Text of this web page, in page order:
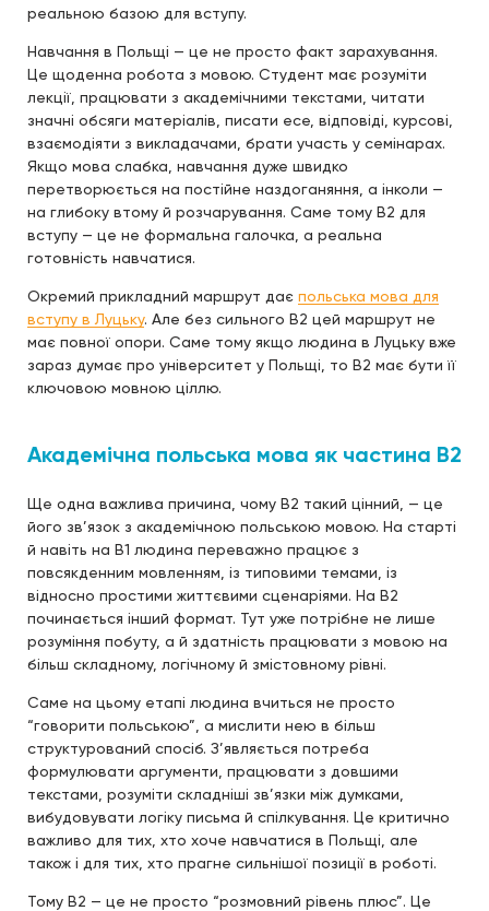
реальною базою для вступу.
Навчання в Польщі — це не просто факт зарахування.
Це щоденна робота з мовою. Студент має розуміти
лекції, працювати з академічними текстами, читати
значні обсяги матеріалів, писати есе, відповіді, курсові,
взаємодіяти з викладачами, брати участь у семінарах.
Якщо мова слабка, навчання дуже швидко
перетворюється на постійне наздоганяння, а інколи —
на глибоку втому й розчарування. Саме тому B2 для
вступу — це не формальна галочка, а реальна
готовність навчатися.
Окремий прикладний маршрут дає польська мова для
вступу в Луцьку. Але без сильного B2 цей маршрут не
має повної опори. Саме тому якщо людина в Луцьку вже
зараз думає про університет у Польщі, то B2 має бути її
ключовою мовною ціллю.
Академічна польська мова як частина B2
Ще одна важлива причина, чому B2 такий цінний, — це
його зв’язок з академічною польською мовою. На старті
й навіть на B1 людина переважно працює з
повсякденним мовленням, із типовими темами, із
відносно простими життєвими сценаріями. На B2
починається інший формат. Тут уже потрібне не лише
розуміння побуту, а й здатність працювати з мовою на
більш складному, логічному й змістовному рівні.
Саме на цьому етапі людина вчиться не просто
“говорити польською”, а мислити нею в більш
структурований спосіб. З’являється потреба
формулювати аргументи, працювати з довшими
текстами, розуміти складніші зв’язки між думками,
вибудовувати логіку письма й спілкування. Це критично
важливо для тих, хто хоче навчатися в Польщі, але
також і для тих, хто прагне сильнішої позиції в роботі.
Тому B2 — це не просто “розмовний рівень плюс”. Це